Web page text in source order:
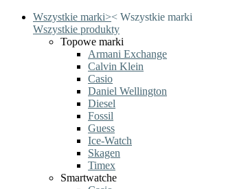
Wszystkie marki>< Wszystkie marki
Wszystkie produkty
Topowe marki
Armani Exchange
Calvin Klein
Casio
Daniel Wellington
Diesel
Fossil
Guess
Ice-Watch
Skagen
Timex
Smartwatche